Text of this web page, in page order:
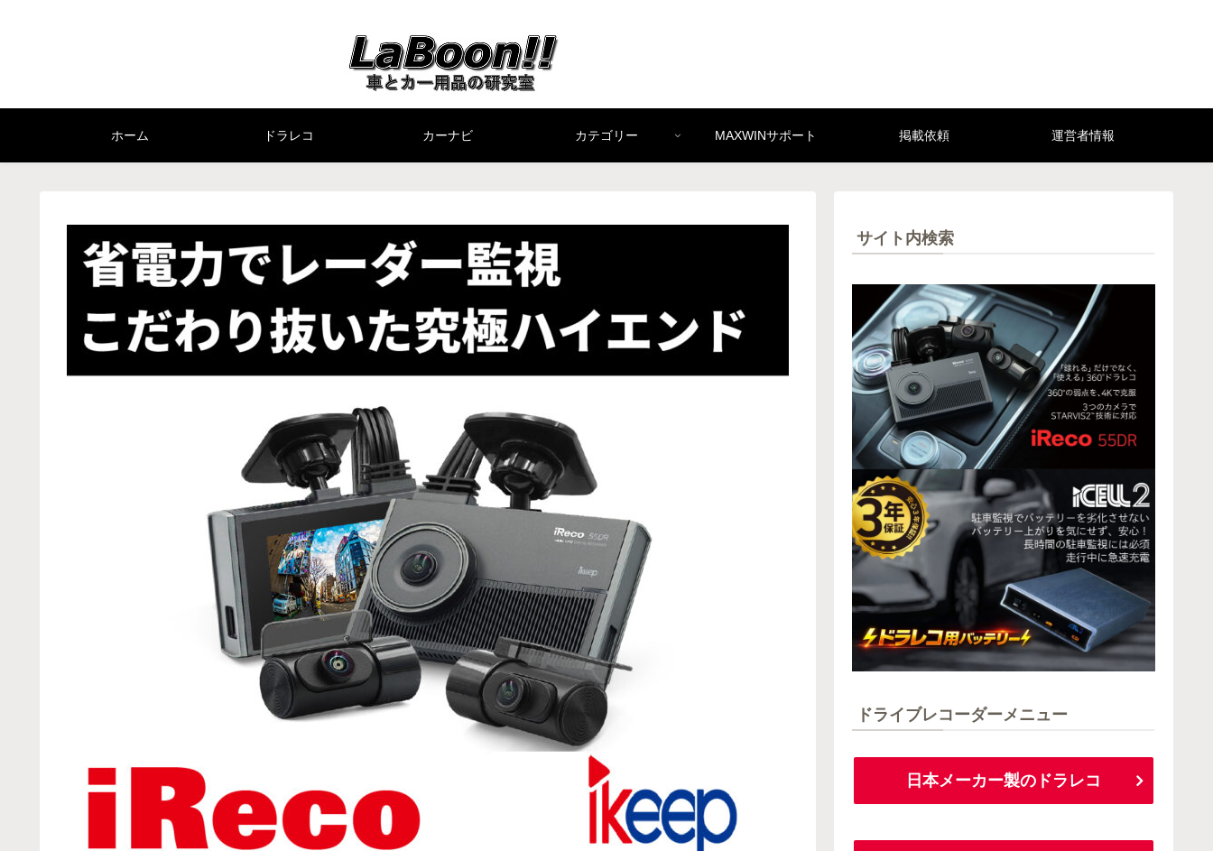
ホーム ドラレコ カーナビ カテゴリー MAXWINサポート 掲載依頼 運営者情報
サイト内検索
ドライブレコーダーメニュー
日本メーカー製のドラレコ